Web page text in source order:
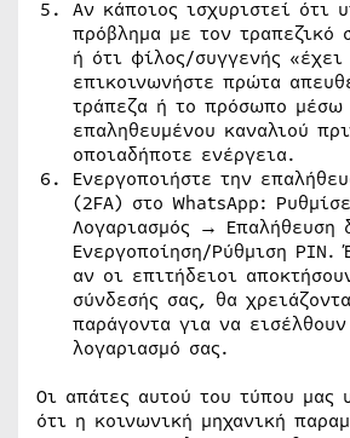
Αν κάποιος ισχυριστεί ότι
πρόβλημα με τον τραπεζικό
ή ότι φίλος/συγγενής «έχει
επικοινωνήστε πρώτα
τράπεζα ή το πρόσωπο μέσω
επαληθευμένου καναλιού
οποιαδήποτε ενέργεια.
Ενεργοποιήστε την
(2FA) στο WhatsApp:
Λογαριασμός → Επαλήθευση
Ενεργοποίηση/Ρύθμιση PIN.
αν οι επιτήδειοι
σύνδεσής σας, θα
παράγοντα για να
λογαριασμό σας.
Οι απάτες αυτού του τύπου μας
ότι η κοινωνική μηχανική